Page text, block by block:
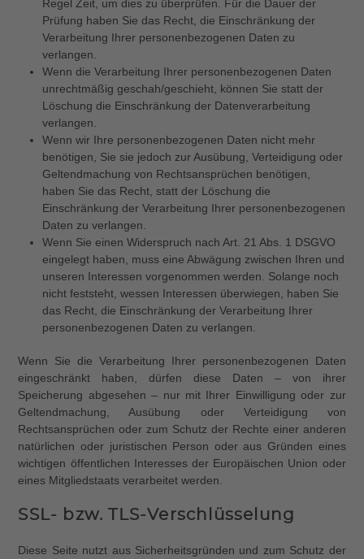
Regel Zeit, um dies zu überprüfen. Für die Dauer der
Prüfung haben Sie das Recht, die Einschränkung der
Verarbeitung Ihrer personenbezogenen Daten zu
verlangen.
Wenn die Verarbeitung Ihrer personenbezogenen Daten
unrechtmäßig geschah/geschieht, können Sie statt der
Löschung die Einschränkung der Datenverarbeitung
verlangen.
Wenn wir Ihre personenbezogenen Daten nicht mehr
benötigen, Sie sie jedoch zur Ausübung, Verteidigung oder
Geltendmachung von Rechtsansprüchen benötigen,
haben Sie das Recht, statt der Löschung die
Einschränkung der Verarbeitung Ihrer personenbezogenen
Daten zu verlangen.
Wenn Sie einen Widerspruch nach Art. 21 Abs. 1 DSGVO
eingelegt haben, muss eine Abwägung zwischen Ihren und
unseren Interessen vorgenommen werden. Solange noch
nicht feststeht, wessen Interessen überwiegen, haben Sie
das Recht, die Einschränkung der Verarbeitung Ihrer
personenbezogenen Daten zu verlangen.
Wenn Sie die Verarbeitung Ihrer personenbezogenen Daten
eingeschränkt haben, dürfen diese Daten – von ihrer
Speicherung abgesehen – nur mit Ihrer Einwilligung oder zur
Geltendmachung, Ausübung oder Verteidigung von
Rechtsansprüchen oder zum Schutz der Rechte einer anderen
natürlichen oder juristischen Person oder aus Gründen eines
wichtigen öffentlichen Interesses der Europäischen Union oder
eines Mitgliedstaats verarbeitet werden.
SSL- bzw. TLS-Verschlüsselung
Diese Seite nutzt aus Sicherheitsgründen und zum Schutz der